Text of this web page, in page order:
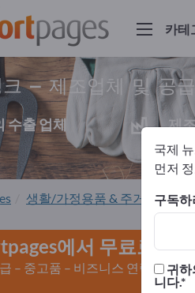
카테
– 제조업체 및 공
수출 업체 제
2
생활/가정용품 & 주거용품
에서 무료로 광
– 중고품 – 비즈니스 연락처 >>
국제
먼저
구독하
귀하
니다.